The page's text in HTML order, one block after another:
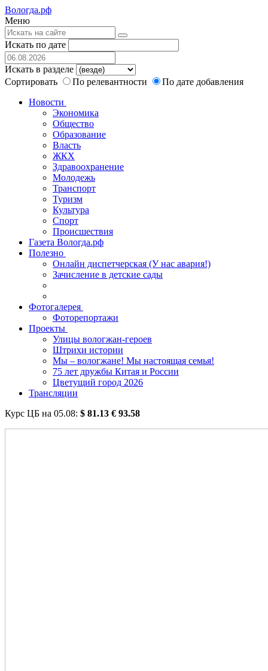
Вологда.рф
Меню
Искать по дате
Искать в разделе
Сортировать
По релевантности
По дате добавления
Новости
Экономика
Общество
Образование
Власть
ЖКХ
Здравоохранение
Молодежь
Транспорт
Туризм
Культура
Спорт
Происшествия
Газета Вологда.рф
Полезно
Онлайн диспетчерская (У нас авария!)
Зачисление в детские сады
Фотогалерея
Фоторепортажи
Проекты
Улицы вологжан-героев
Штрихи истории
Мы – вологжане! Мы настоящая семья!
75 лет дружбы Китая и России
Цветущий город 2026
Трансляции
Курс ЦБ на 05.08: $ 81.13 € 93.58